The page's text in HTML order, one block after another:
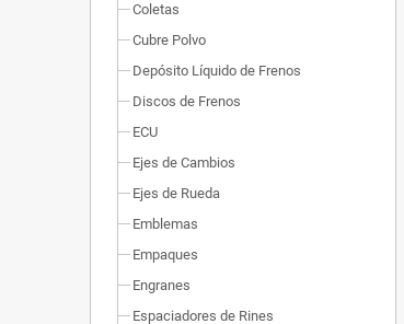
Coletas
Cubre Polvo
Depósito Líquido de Frenos
Discos de Frenos
ECU
Ejes de Cambios
Ejes de Rueda
Emblemas
Empaques
Engranes
Espaciadores de Rines